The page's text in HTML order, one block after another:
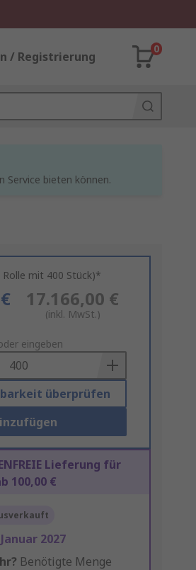
/ Registrierung
0
Service bieten können.
mit 400 Stück)*
17.166,00 €
(inkl. MwSt.)
eingeben
überprüfen
Lieferung für
100,00 €
2027
Benötigte Menge